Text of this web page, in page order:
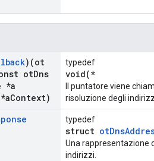
)(ot
otDns
*a
Context)
typedef
void(*
Il puntatore viene
risoluzione degli
typedef
struct
Una rappresentazione
indirizzi.